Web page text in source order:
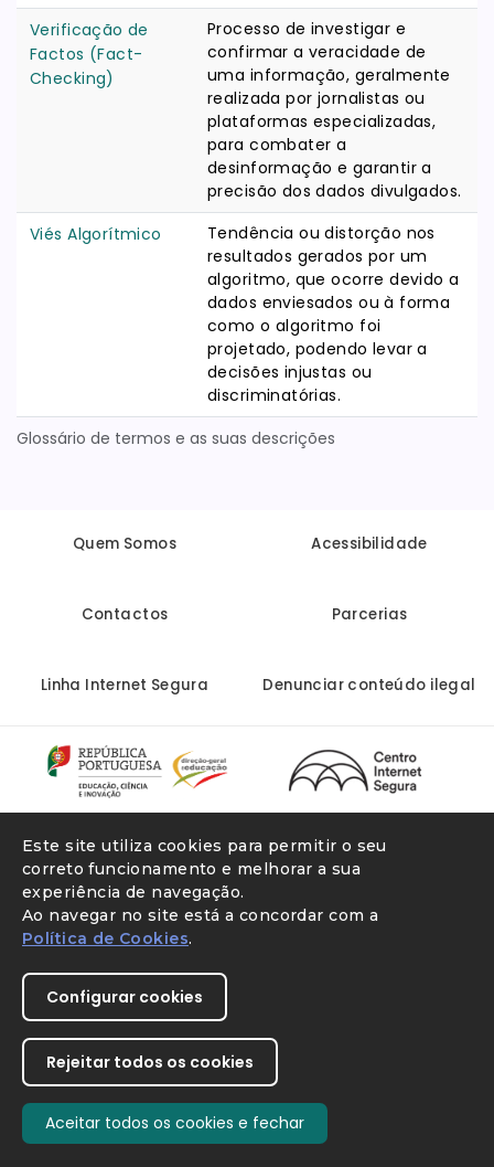
Este site utiliza cookies para permitir o seu
correto funcionamento e melhorar a sua
experiência de navegação.
Ao navegar no site está a concordar com a
Política de Cookies.
Configurar cookies
Rejeitar todos os cookies
Aceitar todos os cookies e fechar
Glossário de termos e as suas descrições
Verificação de
Factos (Fact-
Checking)
Processo de investigar e
confirmar a veracidade de
uma informação, geralmente
realizada por jornalistas ou
plataformas especializadas,
para combater a
desinformação e garantir a
precisão dos dados divulgados.
Viés Algorítmico
Tendência ou distorção nos
resultados gerados por um
algoritmo, que ocorre devido a
dados enviesados ou à forma
como o algoritmo foi
projetado, podendo levar a
decisões injustas ou
discriminatórias.
Quem Somos Acessibilidade
Contactos Parcerias
Linha Internet Segura Denunciar conteúdo ilegal
Direção-Geral da EducaçãoYoutube
X
Facebook
Instagram